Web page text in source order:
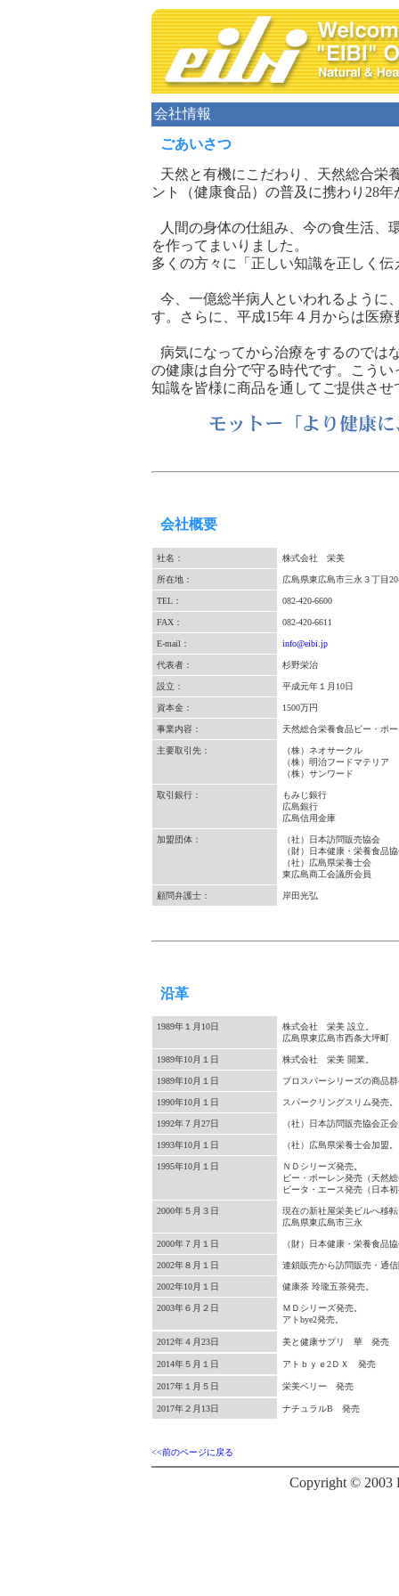
会社情報
ごあいさつ
天然と有機にこだわり、天然総合栄
ント（健康食品）の普及に携わり28
人間の身体の仕組み、今の食生活、
を作ってまいりました。
多くの方々に「正しい知識を正しく
今、一億総半病人といわれるように
す。さらに、平成15年４月からは医
病気になってから治療をするのでは
の健康は自分で守る時代です。こう
知識を皆様に商品を通してご提供させ
会社概要
社名： 株式会社 栄美
所在地： 広島県東広島市三永３丁目
TEL： 082-420-6600
FAX： 082-420-6611
E-mail： info@eibi.jp
代表者： 杉野栄治
設立： 平成元年１月10日
資本金： 1500万円
事業内容： 天然総合栄養食品ビー
主要取引先：
（株）ネオサークル
（株）明治フードマテリア
（株）サンワード
取引銀行：
もみじ銀行
広島銀行
広島信用金庫
加盟団体：
（社）日本訪問販売協会
（財）日本健康・栄養食品
（社）広島県栄養士会
東広島商工会議所会員
顧問弁護士： 岸田光弘
沿革
1989年１月10日
株式会社 栄美 設立。
広島県東広島市西条大坪町
1989年10月１日 株式会社 栄美 開業。
1989年10月１日 プロスパーシリーズの商品
1990年10月１日 スパークリングスリム発売。
1992年７月27日 （社）日本訪問販売協会正
1993年10月１日 （社）広島県栄養士会加盟。
1995年10月１日
ＮＤシリーズ発売。
ビー・ポーレン発売（天然
ビータ・エース発売（日本
2000年５月３日
現在の新社屋栄美ビルへ移
広島県東広島市三永
2000年７月１日 （財）日本健康・栄養食品
2002年８月１日 連鎖販売から訪問販売・通
2002年10月１日 健康茶 玲瓏五茶発売。
2003年６月２日
ＭＤシリーズ発売。
アトbye2発売。
2012年４月23日 美と健康サプリ 華 発売
2014年５月１日 アトｂｙｅ2ＤＸ 発売
2017年１月５日 栄美ベリー 発売
2017年２月13日 ナチュラルB 発売
<<前のページに戻る
Copyright © 2003